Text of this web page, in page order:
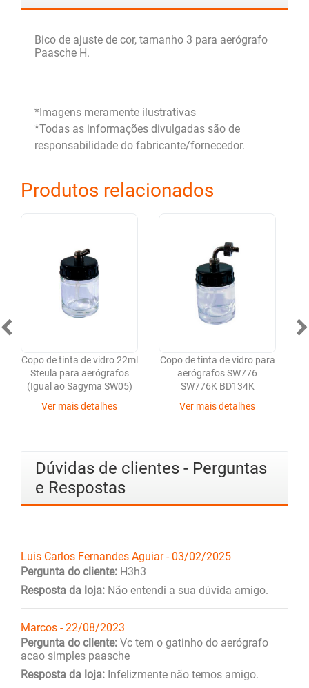
Bico de ajuste de cor, tamanho 3 para aerógrafo
Paasche H.
*Imagens meramente ilustrativas
*Todas as informações divulgadas são de
responsabilidade do fabricante/fornecedor.
Produtos relacionados
Copo de tinta de vidro 22ml
Steula para aerógrafos
(Igual ao Sagyma SW05)
Ver mais detalhes
Copo de tinta de vidro para
aerógrafos SW776
SW776K BD134K
Ver mais detalhes
Dúvidas de clientes - Perguntas
e Respostas
Luis Carlos Fernandes Aguiar - 03/02/2025
Pergunta do cliente: H3h3
Resposta da loja: Não entendi a sua dúvida amigo.
Marcos - 22/08/2023
Pergunta do cliente: Vc tem o gatinho do aerógrafo
acao simples paasche
Resposta da loja: Infelizmente não temos amigo.